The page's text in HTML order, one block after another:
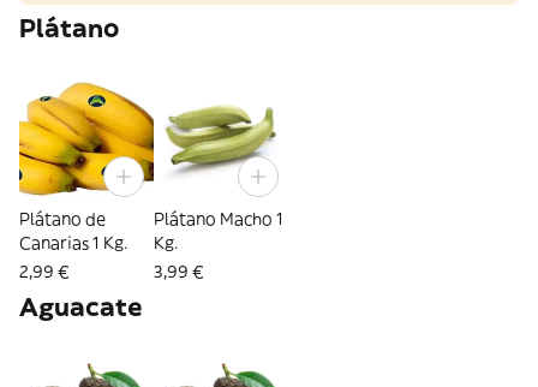
Plátano
Plátano de
Canarias 1 Kg.
2,99 €
Plátano Macho 1
Kg.
3,99 €
Aguacate